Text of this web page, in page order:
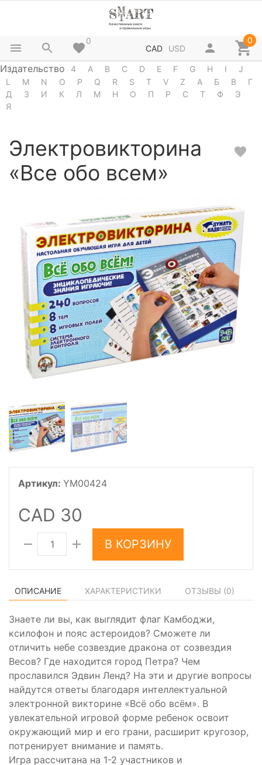
0
CAD USD
0
Издательство 4 A B C D E F G H I
J
L
M N O P Q R S T V Z А Б В
Г
Д
З И К Л М Н О П Р С Т Ф
Э
Я
Электровикторина
«Все обо всем»
Артикул: YM00424
CAD 30
В КОРЗИНУ
ОПИСАНИЕ ХАРАКТЕРИСТИКИ ОТЗЫВЫ (0)
Знаете ли вы, как выглядит флаг Камбоджи,
ксилофон и пояс астероидов? Сможете ли
отличить небе созвездие дракона от созвездия
Весов? Где находится город Петра? Чем
прославился Эдвин Ленд? На эти и другие вопросы
найдутся ответы благодаря интеллектуальной
электронной викторине «Всё обо всём». В
увлекательной игровой форме ребенок освоит
окружающий мир и его грани, расширит кругозор,
потренирует внимание и память.
Игра рассчитана на 1-2 участников и